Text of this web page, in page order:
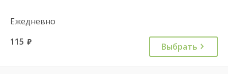
Ежедневно
115 руб. Выбрать